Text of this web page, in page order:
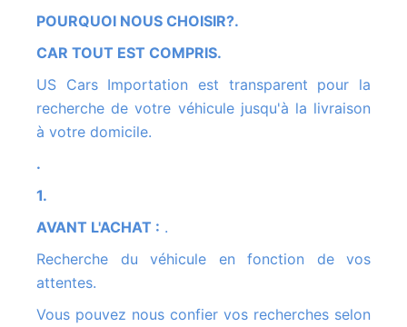
POURQUOI NOUS CHOISIR?.
CAR TOUT EST COMPRIS.
US Cars Importation est transparent pour la
recherche de votre véhicule jusqu'à la livraison
à votre domicile.
.
1.
AVANT L'ACHAT : .
Recherche du véhicule en fonction de vos
attentes.
Vous pouvez nous confier vos recherches selon